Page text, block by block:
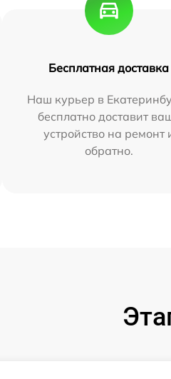
Бесплатная доставка
Наш курьер в
бесплатно доставит
устройство на ремонт
обратно.